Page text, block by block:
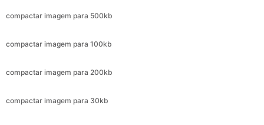
compactar imagem para 200kb
compactar imagem para 30kb
compactar imagem para 9kb
compactar imagem para 6kb